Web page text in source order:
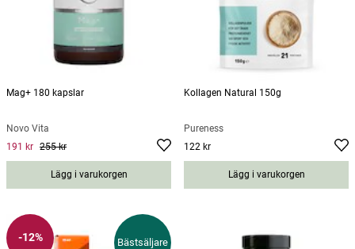
Mag+ 180 kapslar
Novo Vita
Current price Previous price:255 kr
191 kr 255 kr
Lägg i varukorgen
Kollagen Natural 150g
Pureness
Pris:
122 kr
Lägg i varukorgen
-12% Bästsäljare